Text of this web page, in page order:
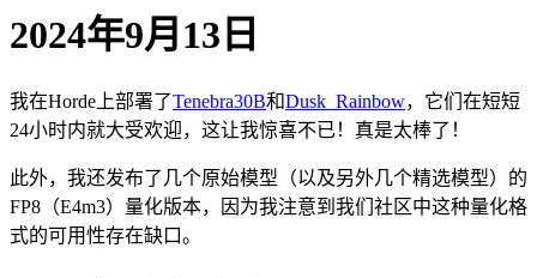
2024年9月13日
我在Horde上部署了Tenebra30B和Dusk_Rainbow，它们在短短
24小时内就大受欢迎，这让我惊喜不已！真是太棒了！
此外，我还发布了几个原始模型（以及另外几个精选模型）的
FP8（E4m3）量化版本，因为我注意到我们社区中这种量化格
式的可用性存在缺口。